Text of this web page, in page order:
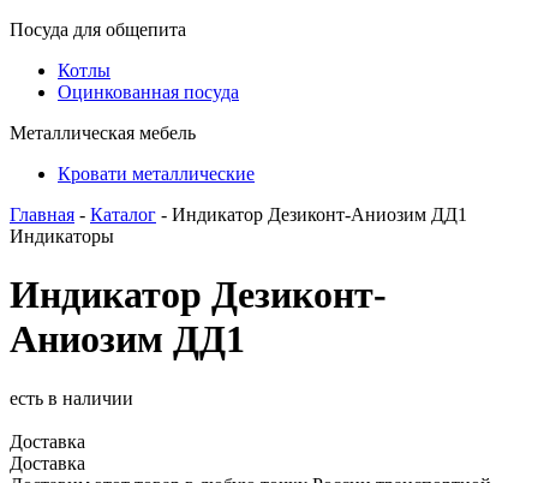
Посуда для общепита
Котлы
Оцинкованная посуда
Металлическая мебель
Кровати металлические
Главная - Каталог - Индикатор Дезиконт-Аниозим ДД1
Индикаторы
Индикатор Дезиконт-
Аниозим ДД1
есть в наличии
Доставка
Доставка